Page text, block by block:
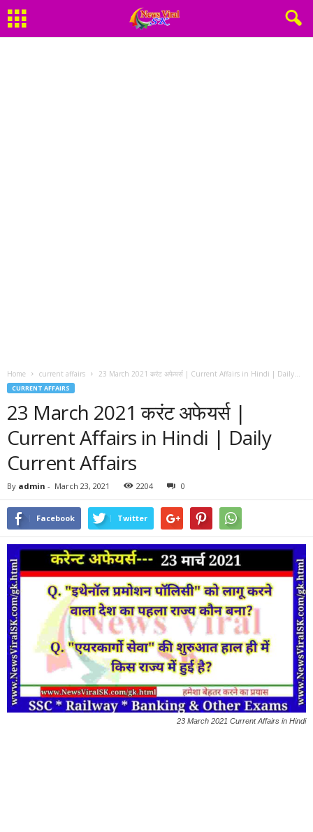
Home current affairs 23 March 2021 करंट अफेयर्स | Current Affairs in Hindi | Daily...
CURRENT AFFAIRS
23 March 2021 करंट अफेयर्स |
Current Affairs in Hindi | Daily
Current Affairs
By admin - March 23, 2021 2204 0
Facebook Twitter
23 March 2021 Current Affairs in Hindi